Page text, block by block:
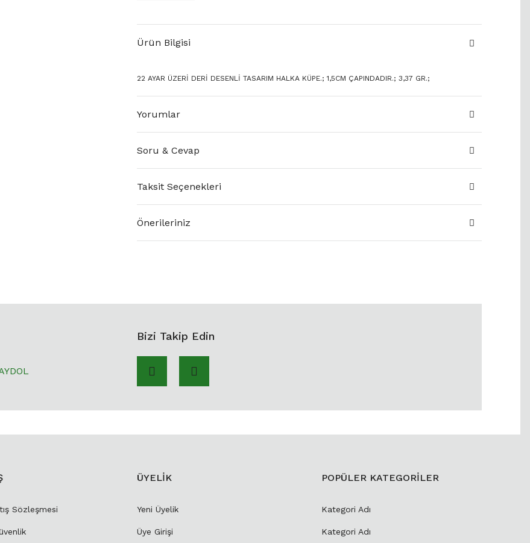
Ürün Bilgisi
22 AYAR ÜZERİ DERİ DESENLİ TASARIM HALKA KÜPE.; 1,5CM ÇAPINDADIR.; 3,37 GR.;
Yorumlar
Soru & Cevap
Taksit Seçenekleri
Önerileriniz
Bizi Takip Edin
Sözleşmesi
ÜYELİK
Yeni Üyelik
Üye Girişi
POPÜLER KATEGORİLER
Kategori Adı
Kategori Adı